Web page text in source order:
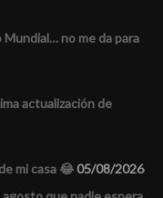
Mundial… no me da para
actualización de
mi casa 😂05/08/2026